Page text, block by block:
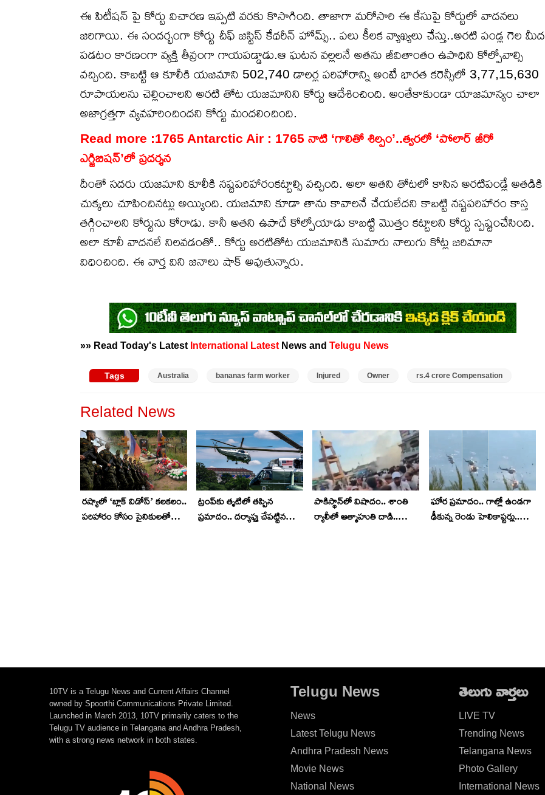
ఈ పిటీషన్ పై కోర్టు విచారణ ఇప్పటి వరకు కొసాగింది. తాజాగా మరోసారి ఈ కేసుపై కోర్టులో వాదనలు
జరిగాయి. ఈ సందర్భంగా కోర్టు చీఫ్ జస్టిస్ కేథరీన్ హోమ్స్.. పలు కీలక వ్యాఖ్యలు చేస్తు..అరటి పండ్ల గెల మీద
పడటం కారణంగా వ్యక్తి తీవ్రంగా గాయపడ్డాడు.ఆ ఘటన వల్లలనే అతను జీవితాంతం ఉపాధిని కోల్పోవాల్సి
వచ్చింది. కాబట్టి ఆ కూలీకి యజమాని 502,740 డాలర్ల పరిహారాన్ని అంటే భారత కరెన్సీలో 3,77,15,630
రూపాయలను చెల్లించాలని అరటి తోట యజమానిని కోర్టు ఆదేశించింది. అంతేకాకుండా యాజమాన్యం చాలా
అజాగ్రత్తగా వ్యవహరించిందని కోర్టు మందలించింది.
Read more :1765 Antarctic Air : 1765 నాటి ‘గాలితో శిల్పం’..త్వరలో ‘పోలార్‌ జీరో
ఎగ్జిబిషన్‌’లో ప్రదర్శన
దీంతో సదరు యజమాని కూలీకి నష్టపరిహారంకట్టాల్సి వచ్చింది. అలా అతని తోటలో కాసిన అరటిపండ్లే అతడికి
చుక్కలు చూపించినట్లు అయ్యింది. యజమాని కూడా తాను కావాలనే చేయలేదని కాబట్టి నష్టపరిహారం కాస్త
తగ్గించాలని కోర్టును కోరాడు. కానీ అతని ఉపాధే కోల్పోయాడు కాబట్టి మొత్తం కట్టాలని కోర్టు స్పష్టంచేసింది.
అలా కూలీ వాదనలే నిలవడంతో.. కోర్టు అరటితోట యజమానికి సుమారు నాలుగు కోట్ల జరిమానా
విధించింది. ఈ వార్త విని జనాలు షాక్ అవుతున్నారు.
»» Read Today's Latest International Latest News and Telugu News
Tags Australia bananas farm worker Injured Owner rs.4 crore Compensation
Related News
రష్యాలో ‘బ్లాక్ విడోస్’ కలకలం..
పరిహారం కోసం సైనికులతో
ట్రంప్‌కు తృటిలో తప్పిన
ప్రమాదం.. దర్యాప్తు చేపట్టిన
పాకిస్థాన్‌లో విషాదం.. శాంతి
ర్యాలీలో ఆత్మాహుతి దాడి..
ఘోర ప్రమాదం.. గాల్లో ఉండగా
ఢీకున్న రెండు హెలికాప్టర్లు..
10TV is a Telugu News and Current Affairs Channel
owned by Spoorthi Communications Private Limited.
Launched in March 2013, 10TV primarily caters to the
Telugu TV audience in Telangana and Andhra Pradesh,
with a strong news network in both states.
Telugu News
News
Latest Telugu News
Andhra Pradesh News
Movie News
National News
తెలుగు వార్తలు
LIVE TV
Trending News
Telangana News
Photo Gallery
International News